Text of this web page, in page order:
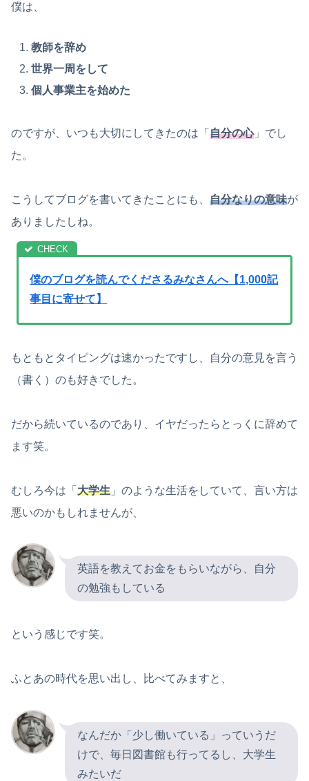
僕は、
教師を辞め
世界一周をして
個人事業主を始めた
のですが、いつも大切にしてきたのは「 自分の心」でし
た。
こうしてブログを書いてきたことにも、 自分なりの意味が
ありましたしね。
僕のブログを読んでくださるみなさんへ【1,000記
事目に寄せて】
もともとタイピングは速かったですし、自分の意見を言う
（書く）のも好きでした。
だから続いているのであり、イヤだったらとっくに辞めて
ます笑。
むしろ今は「 大学生 」のような生活をしていて、言い方は
悪いのかもしれませんが、
英語を教えてお金をもらいながら、自分
の勉強もしている
という感じです笑。
ふとあの時代を思い出し、比べてみますと、
なんだか「少し働いている」っていうだ
けで、毎日図書館も行ってるし、大学生
みたいだ